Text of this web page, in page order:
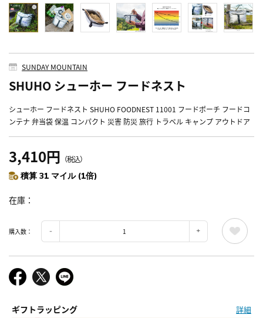
SUNDAY MOUNTAIN
SHUHO シューホー フードネスト
シューホー フードネスト SHUHO FOODNEST 11001 フードポーチ フードコ
ンテナ 弁当袋 保温 コンパクト 災害 防災 旅行 トラベル キャンプ アウトドア
3,410円 （税込）
積算 31 マイル (1倍)
在庫
購入数：
ギフトラッピング 詳細